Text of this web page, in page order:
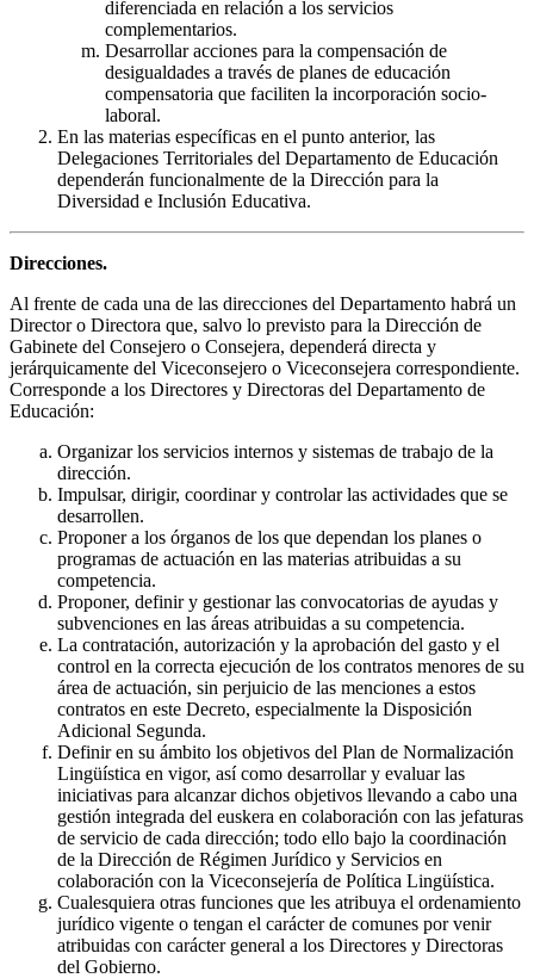
diferenciada en relación a los servicios
complementarios.
Desarrollar acciones para la compensación de
desigualdades a través de planes de educación
compensatoria que faciliten la incorporación socio-
laboral.
En las materias específicas en el punto anterior, las
Delegaciones Territoriales del Departamento de Educación
dependerán funcionalmente de la Dirección para la
Diversidad e Inclusión Educativa.
Direcciones.
Al frente de cada una de las direcciones del Departamento habrá un
Director o Directora que, salvo lo previsto para la Dirección de
Gabinete del Consejero o Consejera, dependerá directa y
jerárquicamente del Viceconsejero o Viceconsejera correspondiente.
Corresponde a los Directores y Directoras del Departamento de
Educación:
Organizar los servicios internos y sistemas de trabajo de la
dirección.
Impulsar, dirigir, coordinar y controlar las actividades que se
desarrollen.
Proponer a los órganos de los que dependan los planes o
programas de actuación en las materias atribuidas a su
competencia.
Proponer, definir y gestionar las convocatorias de ayudas y
subvenciones en las áreas atribuidas a su competencia.
La contratación, autorización y la aprobación del gasto y el
control en la correcta ejecución de los contratos menores de su
área de actuación, sin perjuicio de las menciones a estos
contratos en este Decreto, especialmente la Disposición
Adicional Segunda.
Definir en su ámbito los objetivos del Plan de Normalización
Lingüística en vigor, así como desarrollar y evaluar las
iniciativas para alcanzar dichos objetivos llevando a cabo una
gestión integrada del euskera en colaboración con las jefaturas
de servicio de cada dirección; todo ello bajo la coordinación
de la Dirección de Régimen Jurídico y Servicios en
colaboración con la Viceconsejería de Política Lingüística.
Cualesquiera otras funciones que les atribuya el ordenamiento
jurídico vigente o tengan el carácter de comunes por venir
atribuidas con carácter general a los Directores y Directoras
del Gobierno.